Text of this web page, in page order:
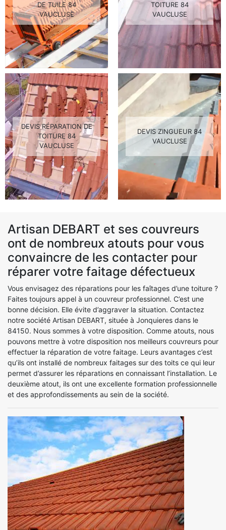
DE TUILE 84
VAUCLUSE
TOITURE 84
VAUCLUSE
DEVIS RÉPARATION DE
TOITURE 84
VAUCLUSE
DEVIS ZINGUEUR 84
VAUCLUSE
Artisan DEBART et ses couvreurs
ont de nombreux atouts pour vous
convaincre de les contacter pour
réparer votre faitage défectueux
Vous envisagez des réparations pour les faîtages d’une toiture ?
Faites toujours appel à un couvreur professionnel. C’est une
bonne décision. Elle évite d’aggraver la situation. Contactez
notre société Artisan DEBART, située à Jonquieres dans le
84150. Nous sommes à votre disposition. Comme atouts, nous
pouvons mettre à votre disposition nos meilleurs couvreurs pour
effectuer la réparation de votre faitage. Leurs avantages c’est
qu’ils ont installé de nombreux faitages sur des toits ce qui leur
permet d’assurer les réparations en connaissant l’installation. Le
deuxième atout, ils ont une excellente formation professionnelle
et des approfondissements au sein de la société.